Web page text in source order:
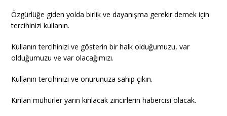
Özgürlüğe giden yolda birlik ve dayanışma gerekir demek için
tercihinizi kullanın.
Kullanın tercihinizi ve gösterin bir halk olduğumuzu, var
olduğumuzu ve var olacağımızı.
Kullanın tercihinizi ve onurunuza sahip çıkın.
Kırılan mühürler yarın kırılacak zincirlerin habercisi olacak.